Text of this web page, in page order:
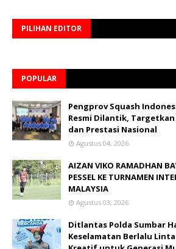
PILIHAN EDITOR
POPULAR
Pengprov Squash
Resmi Dilantik,
dan Prestasi Nasional
Agustus 04, 2026
AIZAN VIKO RAMADHAN
PESSEL KE TURNAMEN
MALAYSIA
Agustus 03, 2026
Ditlantas Polda Sumbar
Keselamatan Berlalu